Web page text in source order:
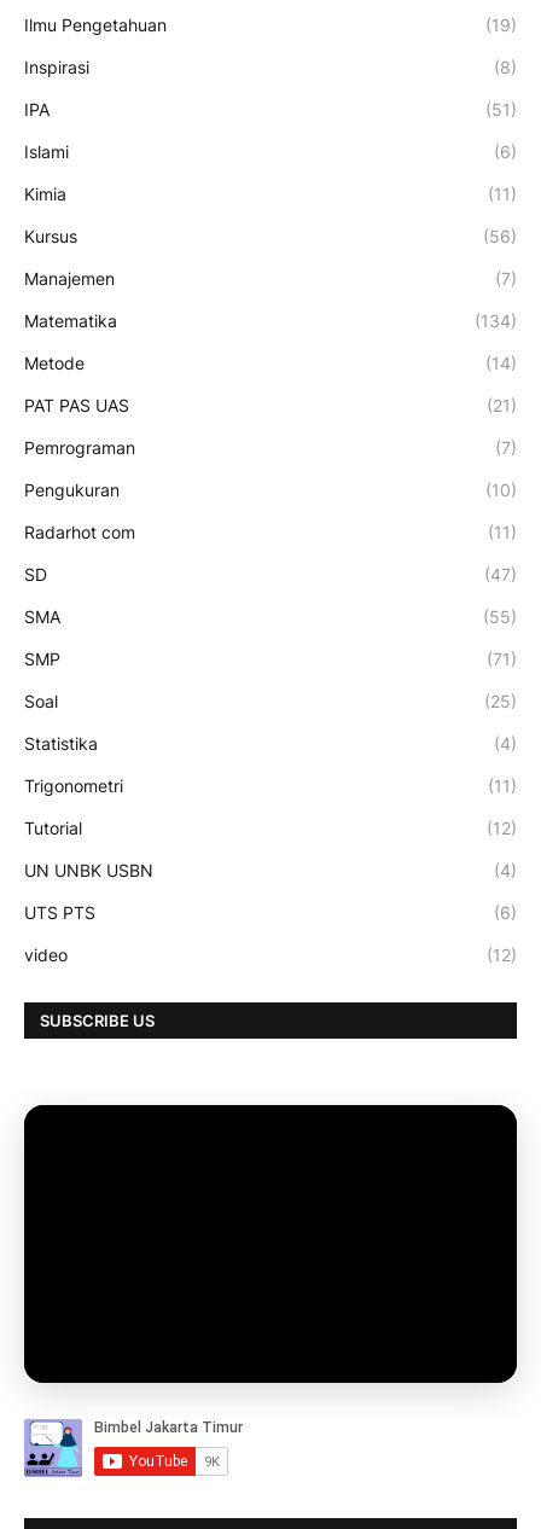
Ilmu Pengetahuan (19)
Inspirasi (8)
IPA (51)
Islami (6)
Kimia (11)
Kursus (56)
Manajemen (7)
Matematika (134)
Metode (14)
PAT PAS UAS (21)
Pemrograman (7)
Pengukuran (10)
Radarhot com (11)
SD (47)
SMA (55)
SMP (71)
Soal (25)
Statistika (4)
Trigonometri (11)
Tutorial (12)
UN UNBK USBN (4)
UTS PTS (6)
video (12)
SUBSCRIBE US